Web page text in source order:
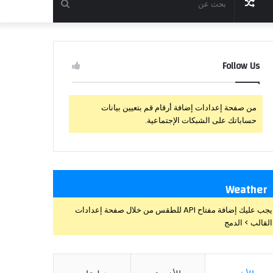
بحث
عن
مقال
عشوائي
Follow Us
من صفحة إعدادات إضافة أرقام قم بتعيين بيانات
حساباتك على الشبكات الإجتماعية.
Weather
يجب عليك إضافة مفتاح API للطقس من خلال صفحة إعدادات
القالب > الدمج